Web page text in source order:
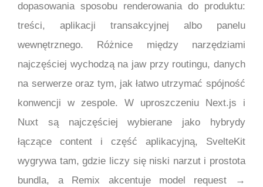
dopasowania sposobu renderowania do produktu:
treści, aplikacji transakcyjnej albo panelu
wewnętrznego. Różnice między narzędziami
najczęściej wychodzą na jaw przy routingu, danych
na serwerze oraz tym, jak łatwo utrzymać spójność
konwencji w zespole. W uproszczeniu Next.js i
Nuxt są najczęściej wybierane jako hybrydy
łączące content i część aplikacyjną, SvelteKit
wygrywa tam, gdzie liczy się niski narzut i prostota
bundla, a Remix akcentuje model request →